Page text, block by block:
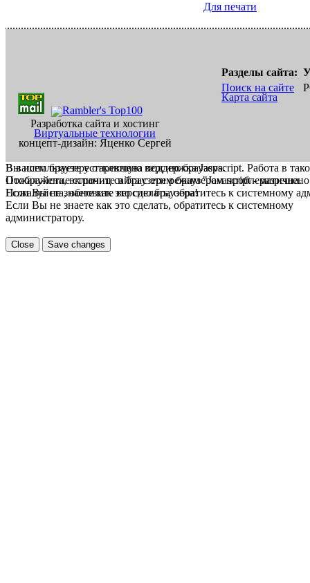
Для печати
Разработка сайта и хостинг
Виртуальные технологии
концепт-дизайн: Яценко Сергей
Разделы сайта:
Поиск на сайте
Карта сайта
В вашем браузере отключена поддержка Jasvscript. Работа в
Пожалуйста, включите в браузере режим "Javascript -
Если Вы не знаете как это сделать, обратитесь к системному
Вы используете устаревшую версию браузера.
Отображение страниц сайта с этим браузером проблематична.
Пожалуйста, обновите версию браузера!
Если Вы не знаете как это сделать, обратитесь к системному
администратору.
Close Save changes